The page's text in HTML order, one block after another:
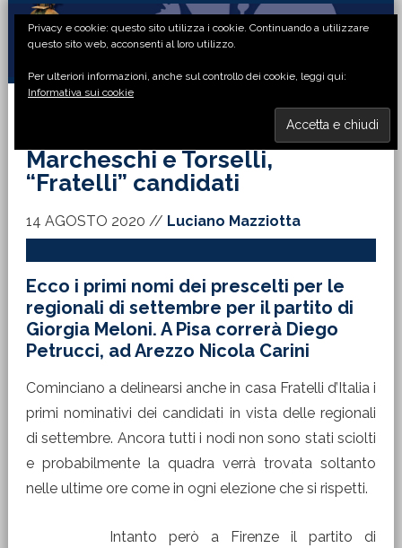
Passa
primaria
Passa
principale
Passa
laterale
Passa
di
Marcheschi e Torselli,
“Fratelli” candidati
14 AGOSTO 2020 // Luciano Mazziotta
Ecco i primi nomi dei prescelti per le
regionali di settembre per il partito di
Giorgia Meloni. A Pisa correrà Diego
Petrucci, ad Arezzo Nicola Carini
Cominciano a delinearsi anche in casa Fratelli d’Italia i
primi nominativi dei candidati in vista delle regionali
di settembre. Ancora tutti i nodi non sono stati sciolti
e probabilmente la quadra verrà trovata soltanto
nelle ultime ore come in ogni elezione che si rispetti.
Intanto però a Firenze il partito di
Privacy e cookie: questo sito utilizza i cookie. Continuando a utilizzare
questo sito web, acconsenti al loro utilizzo.
Per ulteriori informazioni, anche sul controllo dei cookie, leggi qui:
Informativa sui cookie